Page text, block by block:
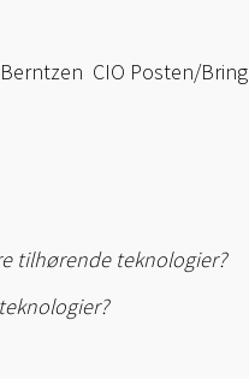
CIO Posten/Bring
tilhørende teknologier?